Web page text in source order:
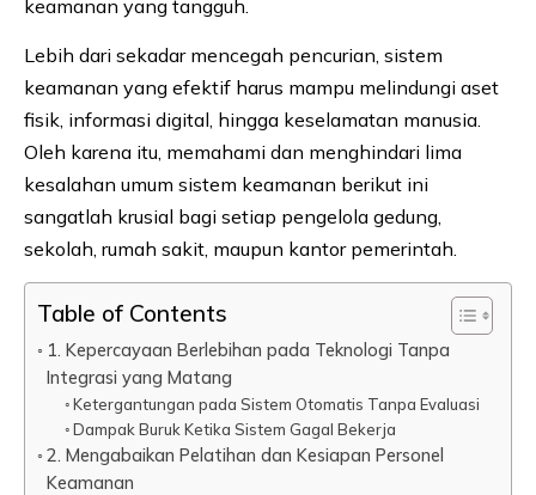
keamanan yang tangguh.
Lebih dari sekadar mencegah pencurian, sistem
keamanan yang efektif harus mampu melindungi aset
fisik, informasi digital, hingga keselamatan manusia.
Oleh karena itu, memahami dan menghindari lima
kesalahan umum sistem keamanan berikut ini
sangatlah krusial bagi setiap pengelola gedung,
sekolah, rumah sakit, maupun kantor pemerintah.
Table of Contents
1. Kepercayaan Berlebihan pada Teknologi Tanpa
Integrasi yang Matang
Ketergantungan pada Sistem Otomatis Tanpa Evaluasi
Dampak Buruk Ketika Sistem Gagal Bekerja
2. Mengabaikan Pelatihan dan Kesiapan Personel
Keamanan